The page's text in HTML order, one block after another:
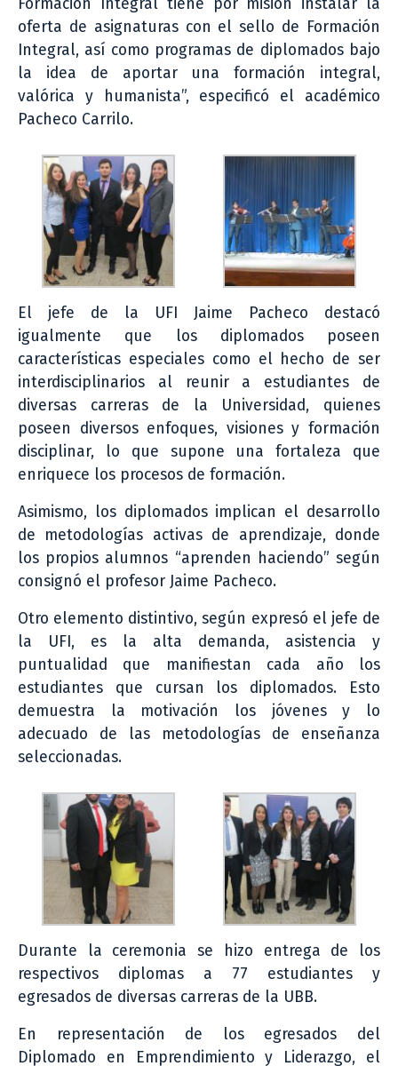
Formación Integral tiene por misión instalar la
oferta de asignaturas con el sello de Formación
Integral, así como programas de diplomados bajo
la idea de aportar una formación integral,
valórica y humanista”, especificó el académico
Pacheco Carrilo.
El jefe de la UFI Jaime Pacheco destacó
igualmente que los diplomados poseen
características especiales como el hecho de ser
interdisciplinarios al reunir a estudiantes de
diversas carreras de la Universidad, quienes
poseen diversos enfoques, visiones y formación
disciplinar, lo que supone una fortaleza que
enriquece los procesos de formación.
Asimismo, los diplomados implican el desarrollo
de metodologías activas de aprendizaje, donde
los propios alumnos “aprenden haciendo” según
consignó el profesor Jaime Pacheco.
Otro elemento distintivo, según expresó el jefe de
la UFI, es la alta demanda, asistencia y
puntualidad que manifiestan cada año los
estudiantes que cursan los diplomados. Esto
demuestra la motivación los jóvenes y lo
adecuado de las metodologías de enseñanza
seleccionadas.
Durante la ceremonia se hizo entrega de los
respectivos diplomas a 77 estudiantes y
egresados de diversas carreras de la UBB.
En representación de los egresados del
Diplomado en Emprendimiento y Liderazgo, el